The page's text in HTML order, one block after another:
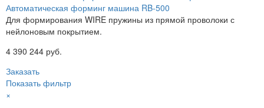
Автоматическая форминг машина RB-500
Для формирования WIRE пружины из прямой проволоки с
нейлоновым покрытием.
4 390 244 руб.
Заказать
Показать фильтр
×